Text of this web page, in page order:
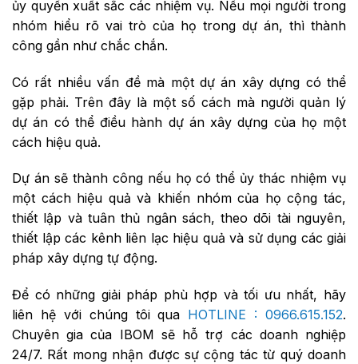
ủy ​​quyền xuất sắc các nhiệm vụ. Nếu mọi người trong
nhóm hiểu rõ vai trò của họ trong dự án, thì thành
công gần như chắc chắn.
Có rất nhiều vấn đề mà một dự án xây dựng có thể
gặp phải. Trên đây là một số cách mà người quản lý
dự án có thể điều hành dự án xây dựng của họ một
cách hiệu quả.
Dự án sẽ thành công nếu họ có thể ủy thác nhiệm vụ
một cách hiệu quả và khiến nhóm của họ cộng tác,
thiết lập và tuân thủ ngân sách, theo dõi tài nguyên,
thiết lập các kênh liên lạc hiệu quả và sử dụng các giải
pháp xây dựng tự động.
Để có những giải pháp phù hợp và tối ưu nhất, hãy
liên hệ với chúng tôi qua HOTLINE : 0966.615.152.
Chuyên gia của IBOM sẽ hỗ trợ các doanh nghiệp
24/7. Rất mong nhận được sự cộng tác từ quý doanh